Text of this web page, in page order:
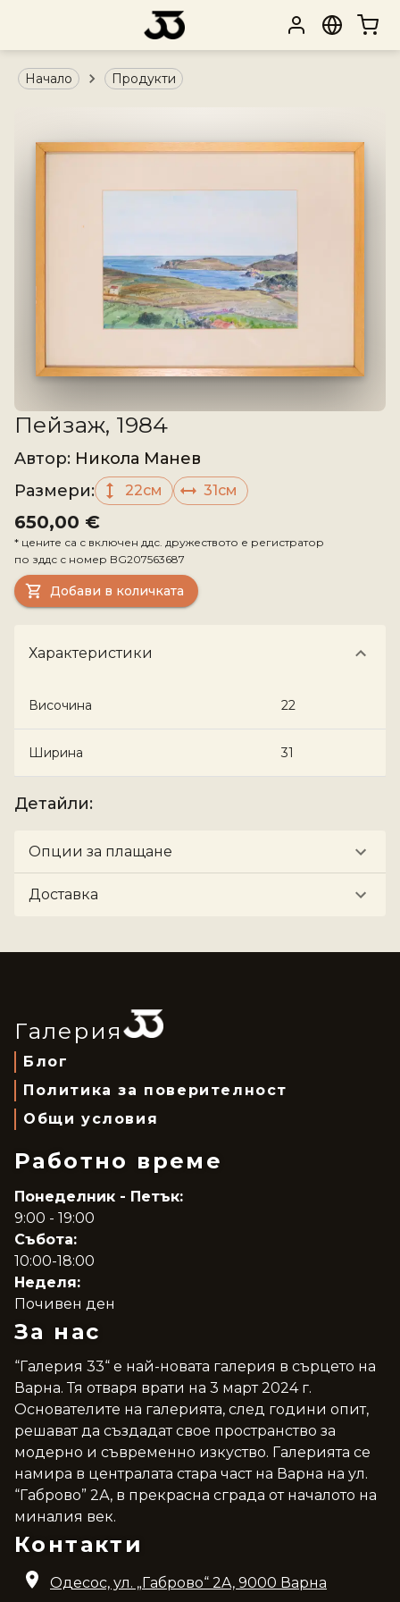
Начало Продукти
Пейзаж, 1984
Aвтор: Никола Манев
Размери: 22см 31см
650,00 €
* цените са с включен ддс. дружеството е регистратор
по зддс с номер BG207563687
Добави в количката
Характеристики
Височина 22
Ширина 31
Детайли:
Опции за плащане
Доставка
Галерия
Блог
Политика за поверителност
Общи условия
Работно време
Понеделник - Петък:
9:00 - 19:00
Събота:
10:00-18:00
Неделя:
Почивен ден
За нас
“Галерия 33“ е най-новата галерия в сърцето на
Варна. Тя отваря врати на 3 март 2024 г.
Основателите на галерията, след години опит,
решават да създадат свое пространство за
модерно и съвременно изкуство. Галерията се
намира в централата стара част на Варна на ул.
“Габрово” 2А, в прекрасна сграда от началото на
миналия век.
Контакти
Одесос, ул. „Габрово“ 2A, 9000 Варна